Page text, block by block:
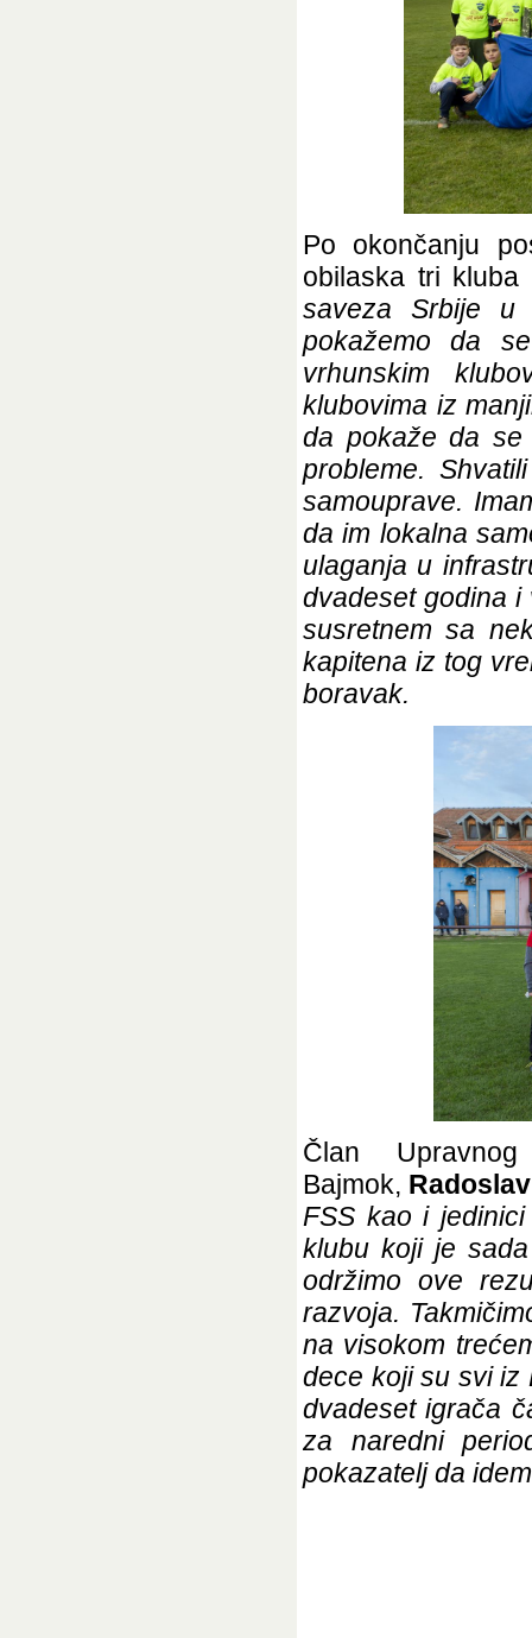
Po okončanju
obilaska tri
saveza Srbije
pokažemo da
vrhunskim
klubovima iz
da pokaže da
probleme.
samouprave.
da im lokalna
ulaganja u
dvadeset godina i
susretnem sa
kapitena iz tog
boravak.
Član
Bajmok,
FSS kao i
klubu koji je
održimo ove
razvoja.
na visokom
dece koji su svi iz
dvadeset igrača
za naredni
pokazatelj da